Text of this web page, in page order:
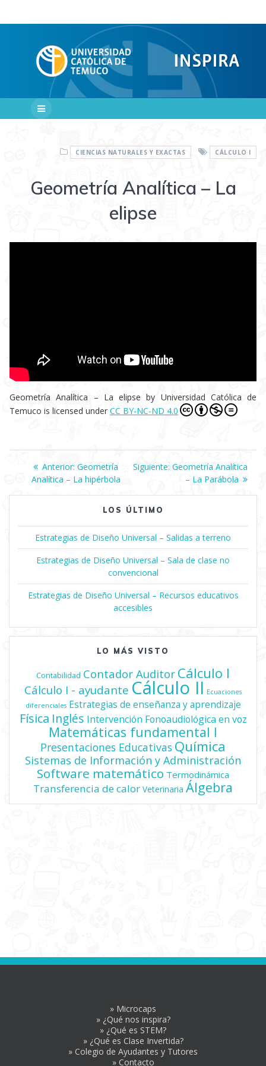
contenido
CIENCIAS NATURALES Y EXACTAS CÁLCULO I
Geometría Analítica – La
elipse
Geometría Analítica – La elipse by Universidad Católica de
Temuco is licensed under CC BY-NC-ND 4.0
Navegación
de
entradas
Anterior: Entrada
anterior:
Geometría
Analítica – La hipérbola
Siguiente: Siguiente
entrada:
Geometría Analítica
– La Parábola
LOS ÚLTIMO
Estrategias de Diseño Universal – Salidas a terreno
Estrategias de Diseño Universal – Sala de clase no
convencional
Estrategias de Diseño Universal – Recursos educativos
accesibles
LO MÁS VISTO
Contabilidad Contador Auditor Cálculo I
Cálculo I - ayudante Cálculo II Ecuaciones
diferenciales Estrategias de enseñanza y aprendizaje
Física Inglés Intervención Fonoaudiológica en voz
Matemáticas fundamental I
Presentaciones Educativas Química
Sistemas de Información y Administración
Software matemático Termodinámica
Transferencia de calor Veterinaria Álgebra
» Microcaps
» ¿Qué nos inspira?
» ¿Qué es STEM?
» ¿Qué es Clase Invertida?
» Colegio de Ayudantes y Tutores
» Contacto